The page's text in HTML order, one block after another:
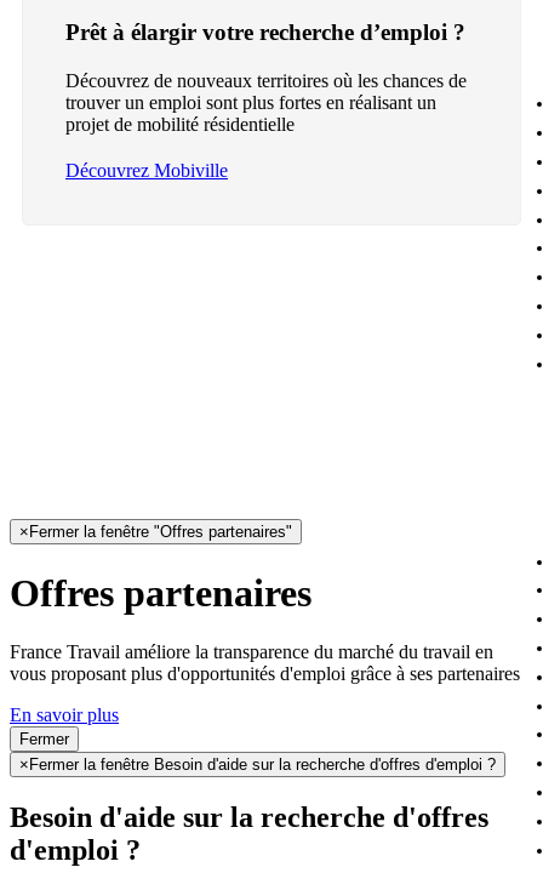
Prêt à élargir votre recherche d’emploi ?
Découvrez de nouveaux territoires où les chances de
trouver un emploi sont plus fortes en réalisant un
projet de mobilité résidentielle
Découvrez Mobiville
× Fermer la fenêtre "Offres partenaires"
Offres partenaires
France Travail améliore la transparence du marché du travail en
vous proposant plus d'opportunités d'emploi grâce à ses partenaires
En savoir plus
Fermer
× Fermer la fenêtre Besoin d'aide sur la recherche d'offres d'emploi ?
Besoin d'aide sur la recherche d'offres
d'emploi ?